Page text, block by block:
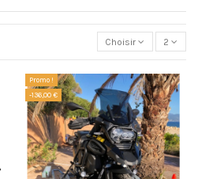
Choisir 2
Promo !
-136,00 €